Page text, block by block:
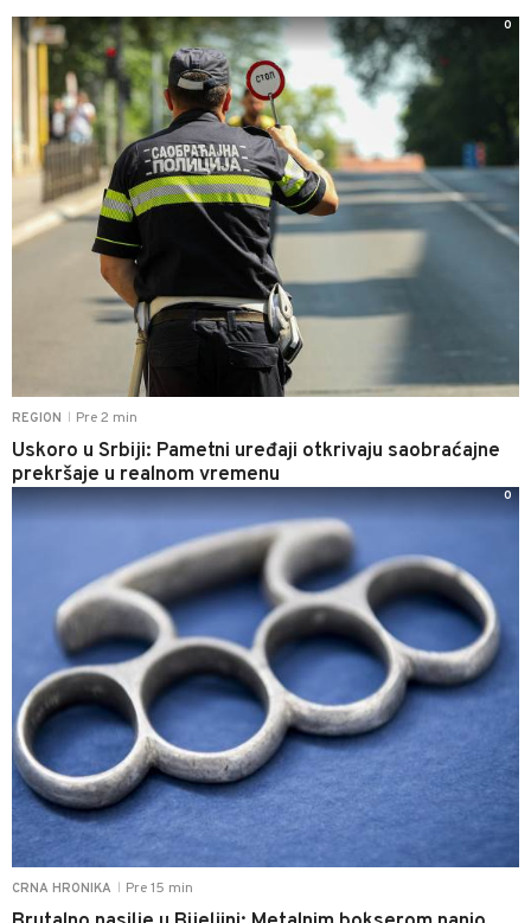
REGION Pre 2 min
Uskoro u Srbiji: Pametni uređaji otkrivaju saobraćajne
prekršaje u realnom vremenu
0
CRNA HRONIKA Pre 15 min
0